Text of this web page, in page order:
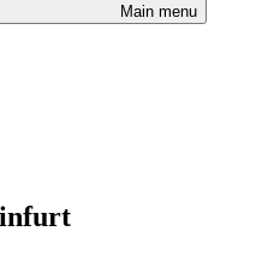
Main menu